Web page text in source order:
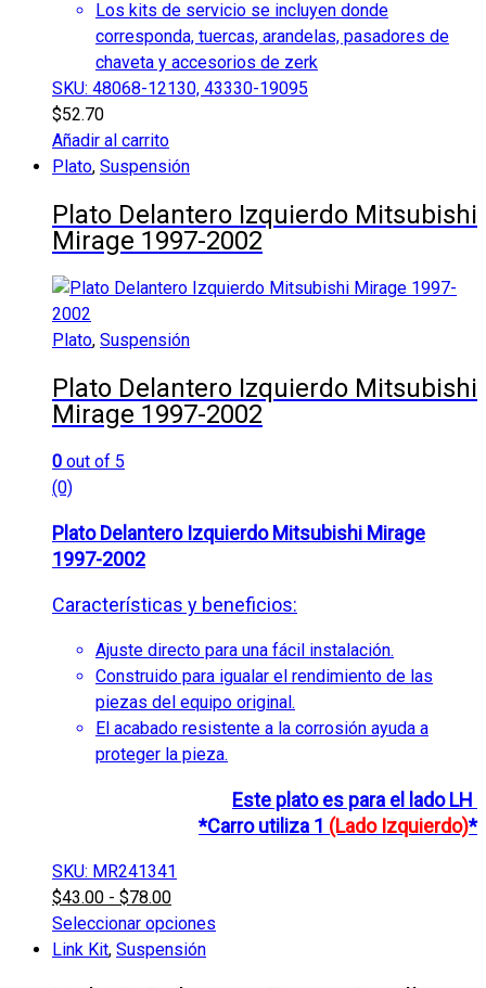
Los kits de servicio se incluyen donde
corresponda, tuercas, arandelas, pasadores de
chaveta y accesorios de zerk
SKU: 48068-12130, 43330-19095
$52.70
Añadir al carrito
Plato, Suspensión
Plato Delantero Izquierdo Mitsubishi
Mirage 1997-2002
Plato, Suspensión
Plato Delantero Izquierdo Mitsubishi
Mirage 1997-2002
0 out of 5
(0)
Plato Delantero Izquierdo Mitsubishi Mirage
1997-2002
Características y beneficios:
Ajuste directo para una fácil instalación.
Construido para igualar el rendimiento de las
piezas del equipo original.
El acabado resistente a la corrosión ayuda a
proteger la pieza.
Este plato es para el ladoLH
*Carro utiliza 1 (Lado Izquierdo)*
SKU: MR241341
$43.00 - $78.00
Seleccionar opciones
Este
Link Kit, Suspensión